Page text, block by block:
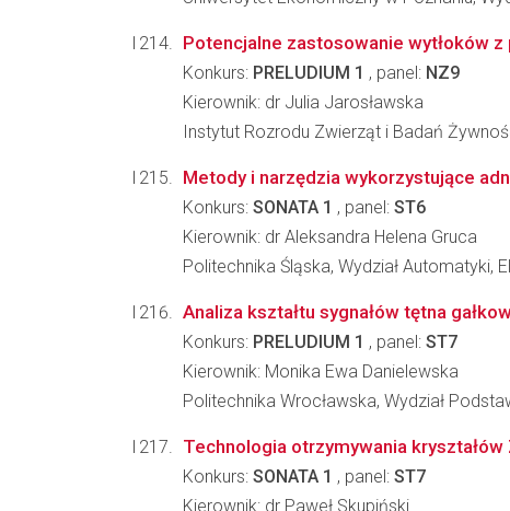
Potencjalne zastosowanie wytłoków
Konkurs: PRELUDIUM 1 , panel: NZ9
Kierownik: dr Julia Jarosławska
Instytut Rozrodu Zwierząt i Badań
Metody i narzędzia wykorzystujące
Konkurs: SONATA 1 , panel: ST6
Kierownik: dr Aleksandra Helena Gruca
Politechnika Śląska, Wydział Automatyki,
Analiza kształtu sygnałów tętna
Konkurs: PRELUDIUM 1 , panel: ST7
Kierownik: Monika Ewa Danielewska
Politechnika Wrocławska, Wydział
Technologia otrzymywania
Konkurs: SONATA 1 , panel: ST7
Kierownik: dr Paweł Skupiński